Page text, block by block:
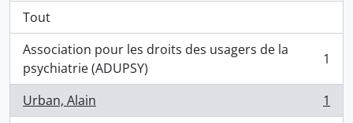
Tout
Association pour les droits des usagers de la
psychiatrie (ADUPSY)
, 1 résultats 1
Urban, Alain
, 1 résultats
1